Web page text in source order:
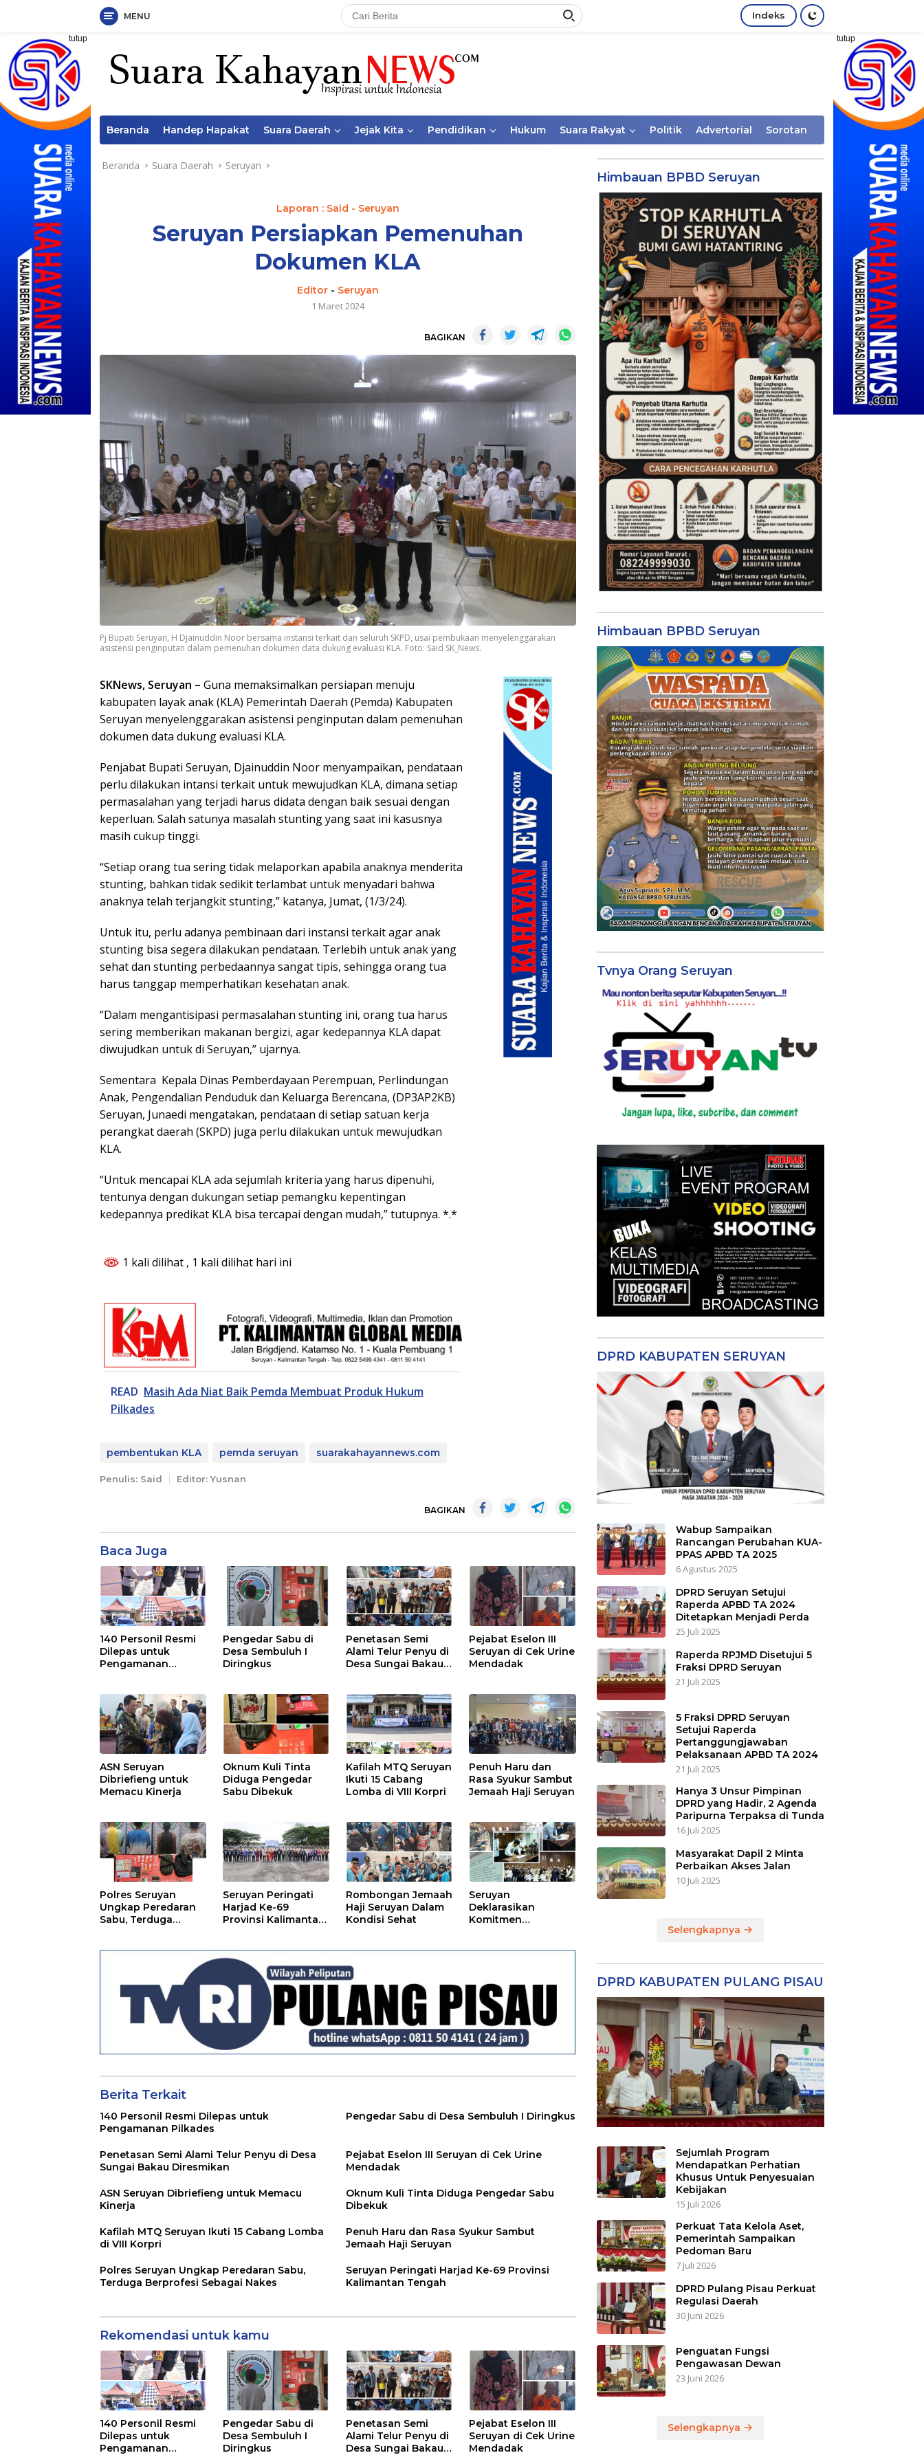
Langsung
konten
MENU Indeks
tutup tutup
Beranda Handep Hapakat Suara Daerah Jejak Kita Pendidikan Hukum Suara Rakyat Politik Advertorial Sorotan
Beranda Suara Daerah Seruyan
Laporan : Said - Seruyan
Seruyan Persiapkan Pemenuhan
Dokumen KLA
Editor- Seruyan
1 Maret 2024
BAGIKAN
Pj Bupati Seruyan, H Djainuddin Noor bersama instansi terkait dan seluruh SKPD, usai pembukaan menyelenggarakan
asistensi penginputan dalam pemenuhan dokumen data dukung evaluasi KLA. Foto: Said SK_News.
SKNews, Seruyan – Guna memaksimalkan persiapan menuju
kabupaten layak anak (KLA) Pemerintah Daerah (Pemda) Kabupaten
Seruyan menyelenggarakan asistensi penginputan dalam pemenuhan
dokumen data dukung evaluasi KLA.
Penjabat Bupati Seruyan, Djainuddin Noor menyampaikan, pendataan
perlu dilakukan intansi terkait untuk mewujudkan KLA, dimana setiap
permasalahan yang terjadi harus didata dengan baik sesuai dengan
keperluan. Salah satunya masalah stunting yang saat ini kasusnya
masih cukup tinggi.
“Setiap orang tua sering tidak melaporkan apabila anaknya menderita
stunting, bahkan tidak sedikit terlambat untuk menyadari bahwa
anaknya telah terjangkit stunting,” katanya, Jumat, (1/3/24).
Untuk itu, perlu adanya pembinaan dari instansi terkait agar anak
stunting bisa segera dilakukan pendataan. Terlebih untuk anak yang
sehat dan stunting perbedaannya sangat tipis, sehingga orang tua
harus tanggap memperhatikan kesehatan anak.
“Dalam mengantisipasi permasalahan stunting ini, orang tua harus
sering memberikan makanan bergizi, agar kedepannya KLA dapat
diwujudkan untuk di Seruyan,” ujarnya.
Sementara Kepala Dinas Pemberdayaan Perempuan, Perlindungan
Anak, Pengendalian Penduduk dan Keluarga Berencana, (DP3AP2KB)
Seruyan, Junaedi mengatakan, pendataan di setiap satuan kerja
perangkat daerah (SKPD) juga perlu dilakukan untuk mewujudkan
KLA.
“Untuk mencapai KLA ada sejumlah kriteria yang harus dipenuhi,
tentunya dengan dukungan setiap pemangku kepentingan
kedepannya predikat KLA bisa tercapai dengan mudah,” tutupnya. *.*
1 kali dilihat , 1 kali dilihat hari ini
READ Masih Ada Niat Baik Pemda Membuat Produk Hukum
Pilkades
pembentukan KLA pemda seruyan suarakahayannews.com
Penulis: Said Editor: Yusnan
BAGIKAN
Baca Juga
140 Personil Resmi
Dilepas untuk
Pengamanan
Pengedar Sabu di
Desa Sembuluh I
Diringkus
Penetasan Semi
Alami Telur Penyu di
Desa Sungai Bakau
Pejabat Eselon III
Seruyan di Cek Urine
Mendadak
ASN Seruyan
Dibriefieng untuk
Memacu Kinerja
Oknum Kuli Tinta
Diduga Pengedar
Sabu Dibekuk
Kafilah MTQ Seruyan
Ikuti 15 Cabang
Lomba di VIII Korpri
Penuh Haru dan
Rasa Syukur Sambut
Jemaah Haji Seruyan
Polres Seruyan
Ungkap Peredaran
Sabu, Terduga
Seruyan Peringati
Harjad Ke-69
Provinsi Kalimantan
Rombongan Jemaah
Haji Seruyan Dalam
Kondisi Sehat
Seruyan
Deklarasikan
Komitmen
Berita Terkait
140 Personil Resmi Dilepas untuk
Pengamanan Pilkades
Pengedar Sabu di Desa Sembuluh I Diringkus
Penetasan Semi Alami Telur Penyu di Desa
Sungai Bakau Diresmikan
Pejabat Eselon III Seruyan di Cek Urine
Mendadak
ASN Seruyan Dibriefieng untuk Memacu
Kinerja
Oknum Kuli Tinta Diduga Pengedar Sabu
Dibekuk
Kafilah MTQ Seruyan Ikuti 15 Cabang Lomba
di VIII Korpri
Penuh Haru dan Rasa Syukur Sambut
Jemaah Haji Seruyan
Polres Seruyan Ungkap Peredaran Sabu,
Terduga Berprofesi Sebagai Nakes
Seruyan Peringati Harjad Ke-69 Provinsi
Kalimantan Tengah
Rekomendasi untuk kamu
140 Personil Resmi
Dilepas untuk
Pengamanan
Pengedar Sabu di
Desa Sembuluh I
Diringkus
Penetasan Semi
Alami Telur Penyu di
Desa Sungai Bakau
Pejabat Eselon III
Seruyan di Cek Urine
Mendadak
Himbauan BPBD Seruyan
Himbauan BPBD Seruyan
Tvnya Orang Seruyan
DPRD KABUPATEN SERUYAN
Wabup Sampaikan
Rancangan Perubahan KUA-
PPAS APBD TA 2025
6 Agustus 2025
DPRD Seruyan Setujui
Raperda APBD TA 2024
Ditetapkan Menjadi Perda
25 Juli 2025
Raperda RPJMD Disetujui 5
Fraksi DPRD Seruyan
21 Juli 2025
5 Fraksi DPRD Seruyan
Setujui Raperda
Pertanggungjawaban
Pelaksanaan APBD TA 2024
21 Juli 2025
Hanya 3 Unsur Pimpinan
DPRD yang Hadir, 2 Agenda
Paripurna Terpaksa di Tunda
16 Juli 2025
Masyarakat Dapil 2 Minta
Perbaikan Akses Jalan
10 Juli 2025
Selengkapnya
DPRD KABUPATEN PULANG PISAU
Sejumlah Program
Mendapatkan Perhatian
Khusus Untuk Penyesuaian
Kebijakan
15 Juli 2026
Perkuat Tata Kelola Aset,
Pemerintah Sampaikan
Pedoman Baru
7 Juli 2026
DPRD Pulang Pisau Perkuat
Regulasi Daerah
30 Juni 2026
Penguatan Fungsi
Pengawasan Dewan
23 Juni 2026
Selengkapnya